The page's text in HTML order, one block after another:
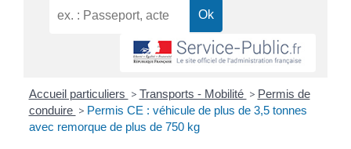
Accueil particuliers > Transports - Mobilité > Permis de
conduire > Permis CE : véhicule de plus de 3,5 tonnes
avec remorque de plus de 750 kg